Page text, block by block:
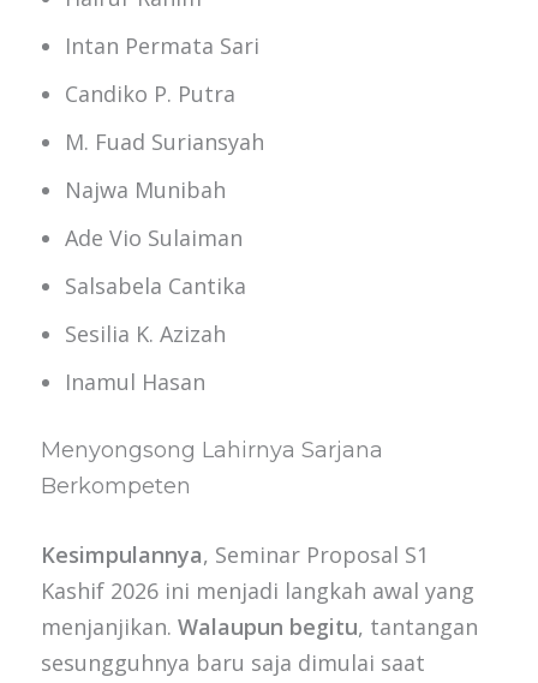
Intan Permata Sari
Candiko P. Putra
M. Fuad Suriansyah
Najwa Munibah
Ade Vio Sulaiman
Salsabela Cantika
Sesilia K. Azizah
Inamul Hasan
Menyongsong Lahirnya Sarjana
Berkompeten
Kesimpulannya, Seminar Proposal S1
Kashif 2026 ini menjadi langkah awal yang
menjanjikan. Walaupun begitu, tantangan
sesungguhnya baru saja dimulai saat